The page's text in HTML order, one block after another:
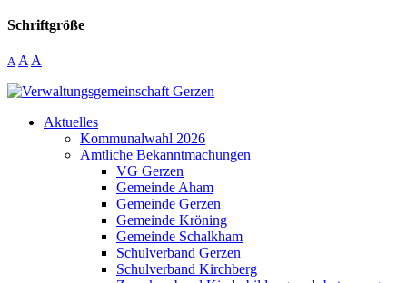
Schriftgröße
A A A
Aktuelles
Kommunalwahl 2026
Amtliche Bekanntmachungen
VG Gerzen
Gemeinde Aham
Gemeinde Gerzen
Gemeinde Kröning
Gemeinde Schalkham
Schulverband Gerzen
Schulverband Kirchberg